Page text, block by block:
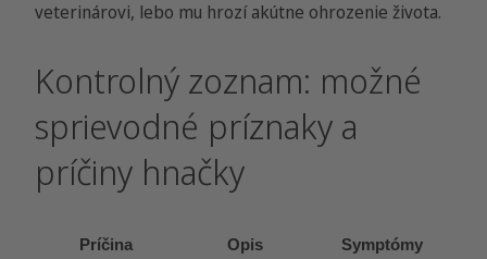
veterinárovi, lebo mu hrozí akútne ohrozenie života.
Kontrolný zoznam: možné
sprievodné príznaky a
príčiny hnačky
Príčina Opis Symptómy